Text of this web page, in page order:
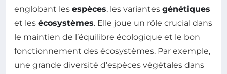
englobant les espèces, les variantes génétiques
et les écosystèmes. Elle joue un rôle crucial dans
le maintien de l’équilibre écologique et le bon
fonctionnement des écosystèmes. Par exemple,
une grande diversité d’espèces végétales dans